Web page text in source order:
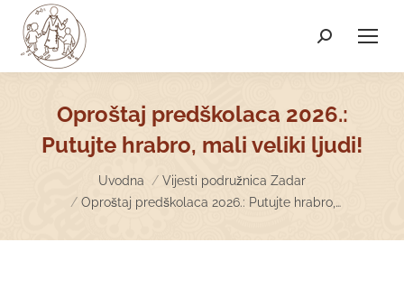
Search:
Oproštaj predškolaca 2026.:
Putujte hrabro, mali veliki ljudi!
Uvodna
Vijesti podružnica Zadar
Oproštaj predškolaca 2026.: Putujte hrabro,…